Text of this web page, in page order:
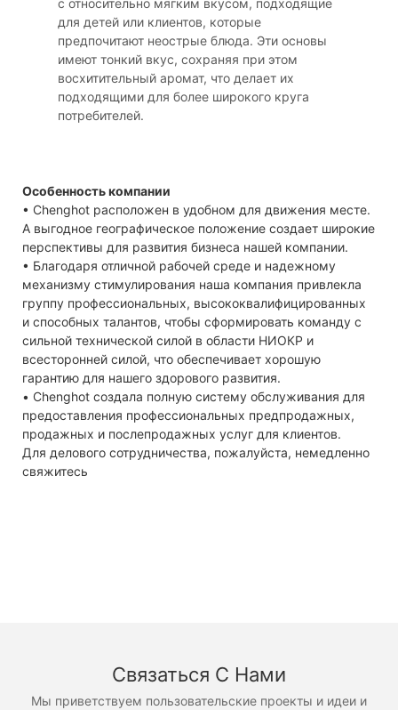
с относительно мягким вкусом, подходящие
для детей или клиентов, которые
предпочитают неострые блюда. Эти основы
имеют тонкий вкус, сохраняя при этом
восхитительный аромат, что делает их
подходящими для более широкого круга
потребителей.
Особенность компании
• Chenghot расположен в удобном для движения месте.
А выгодное географическое положение создает широкие
перспективы для развития бизнеса нашей компании.
• Благодаря отличной рабочей среде и надежному
механизму стимулирования наша компания привлекла
группу профессиональных, высококвалифицированных
и способных талантов, чтобы сформировать команду с
сильной технической силой в области НИОКР и
всесторонней силой, что обеспечивает хорошую
гарантию для нашего здорового развития.
• Chenghot создала полную систему обслуживания для
предоставления профессиональных предпродажных,
продажных и послепродажных услуг для клиентов.
Для делового сотрудничества, пожалуйста, немедленно
свяжитесь
Связаться С Нами
Мы приветствуем пользовательские проекты и идеи и